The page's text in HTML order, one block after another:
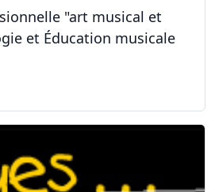
"art musical et
et Éducation musicale